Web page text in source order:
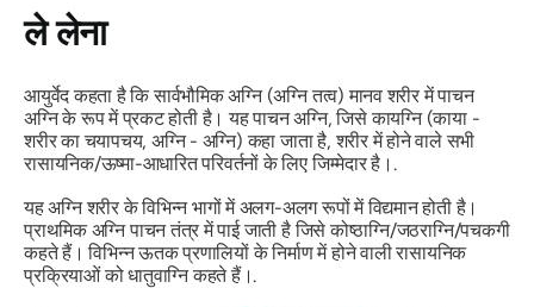
ले लेना
आयुर्वेद कहता है कि सार्वभौमिक अग्नि (अग्नि तत्व) मानव शरीर में पाचन
अग्नि के रूप में प्रकट होती है। यह पाचन अग्नि, जिसे कायग्नि (काया -
शरीर का चयापचय, अग्नि - अग्नि) कहा जाता है, शरीर में होने वाले सभी
रासायनिक/ऊष्मा-आधारित परिवर्तनों के लिए जिम्मेदार है।.
यह अग्नि शरीर के विभिन्न भागों में अलग-अलग रूपों में विद्यमान होती है।
प्राथमिक अग्नि पाचन तंत्र में पाई जाती है जिसे कोष्ठाग्नि/जठराग्नि/पचकगी
कहते हैं। विभिन्न ऊतक प्रणालियों के निर्माण में होने वाली रासायनिक
प्रक्रियाओं को धातुवाग्नि कहते हैं।.